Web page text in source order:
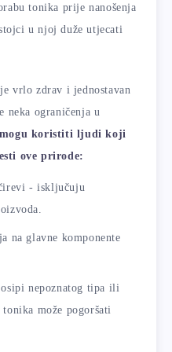
tonika prije nanošenja
u njoj duže utjecati
vrlo zdrav i jednostavan
neka ograničenja u
koristiti ljudi koji
ove prirode:
- isključuju
na glavne komponente
nepoznatog tipa ili
tonika može pogoršati